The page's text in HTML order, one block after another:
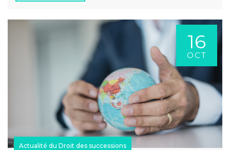
16
OCT
Actualité du Droit des successions